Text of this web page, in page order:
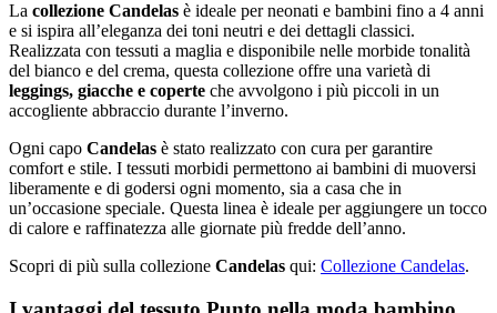
La collezione Candelas è ideale per neonati e bambini fino a 4 anni
e si ispira all’eleganza dei toni neutri e dei dettagli classici.
Realizzata con tessuti a maglia e disponibile nelle morbide tonalità
del bianco e del crema, questa collezione offre una varietà di
leggings, giacche e coperte che avvolgono i più piccoli in un
accogliente abbraccio durante l’inverno.
Ogni capo Candelas è stato realizzato con cura per garantire
comfort e stile. I tessuti morbidi permettono ai bambini di muoversi
liberamente e di godersi ogni momento, sia a casa che in
un’occasione speciale. Questa linea è ideale per aggiungere un tocco
di calore e raffinatezza alle giornate più fredde dell’anno.
Scopri di più sulla collezione Candelas qui: Collezione Candelas.